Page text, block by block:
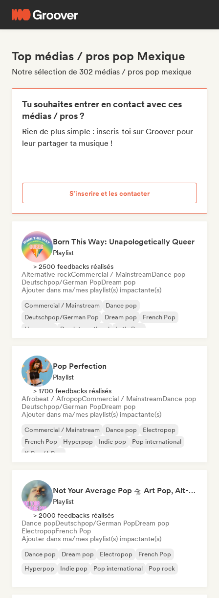
Top médias / pros pop Mexique
Notre sélection de 302 médias / pros pop mexique
Tu souhaites entrer en contact avec ces
médias / pros ?
Rien de plus simple : inscris-toi sur Groover pour
leur partager ta musique !
S’inscrire et les contacter
Born This Way: Unapologetically Queer
Playlist
> 2500 feedbacks réalisés
Alternative rockCommercial / MainstreamDance pop
Deutschpop/German PopDream pop
Ajouter dans ma/mes playlist(s) impactante(s)
Commercial / Mainstream
Dance pop
Deutschpop/German Pop
Dream pop
French Pop
Hyperpop
Pop international Latin Pop
Pop Perfection
Playlist
> 1700 feedbacks réalisés
Afrobeat / AfropopCommercial / MainstreamDance pop
Deutschpop/German PopDream pop
Ajouter dans ma/mes playlist(s) impactante(s)
Commercial / Mainstream Dance pop
Electropop
French Pop
Hyperpop Indie pop
Pop international
K-Pop/J-Pop
Not Your Average Pop 🛸 Art Pop, Alt-Pop & Indie Pop
Playlist
> 2000 feedbacks réalisés
Dance popDeutschpop/German PopDream pop
ElectropopFrench Pop
Ajouter dans ma/mes playlist(s) impactante(s)
Dance pop Dream pop Electropop
French Pop
Hyperpop
Indie pop Pop international Pop rock